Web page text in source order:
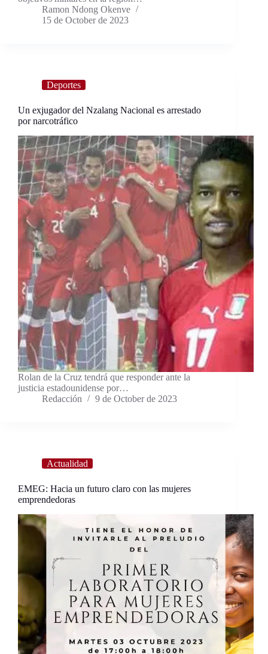
Ramon Ndong Okenve
15 de October de 2023
Deportes
Un exjugador del Nzalang Nacional es arrestado
por narcotráfico
Rolan de la Cruz tendrá que responder ante la
justicia estadounidense por…
Redacción
9 de October de 2023
Actualidad
EMEG: Hacia un futuro claro con las mujeres
emprendedoras